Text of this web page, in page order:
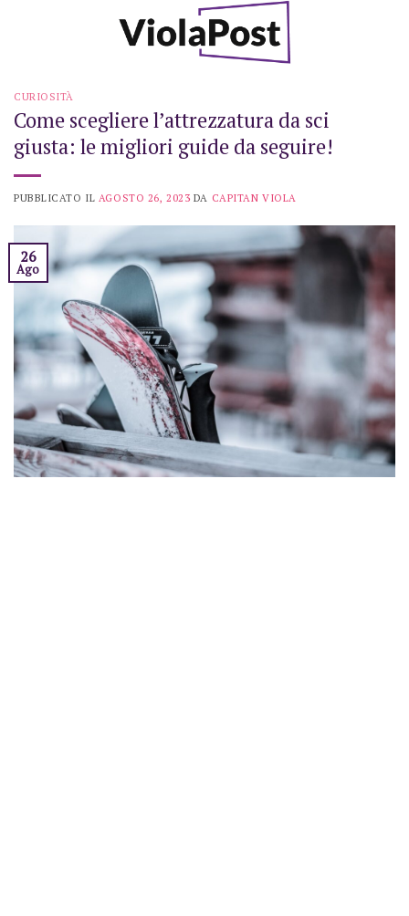
CURIOSITÀ
Come scegliere l’attrezzatura da sci
giusta: le migliori guide da seguire!
PUBBLICATO IL AGOSTO 26, 2023 DA CAPITAN VIOLA
26
Ago